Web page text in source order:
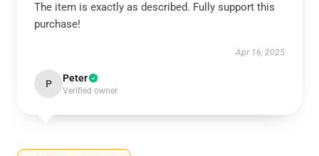
The item is exactly as described. Fully support this
purchase!
Apr 16, 2025
P Peter
Verified owner